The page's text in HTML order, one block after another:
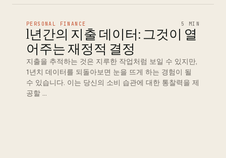
PERSONAL FINANCE 5 MIN
1년간의 지출 데이터: 그것이 열
어주는 재정적 결정
지출을 추적하는 것은 지루한 작업처럼 보일 수 있지만,
1년치 데이터를 되돌아보면 눈을 뜨게 하는 경험이 될
수 있습니다. 이는 당신의 소비 습관에 대한 통찰력을 제
공할 …